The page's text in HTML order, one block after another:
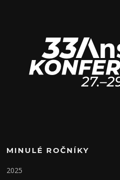
MINULÉ ROČNÍKY
2025